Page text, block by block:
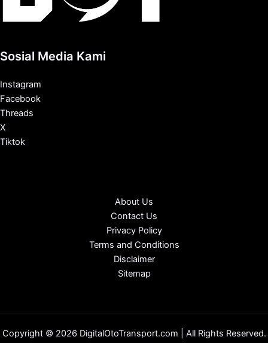
Sosial Media Kami
Instagram
Facebook
Threads
X
Tiktok
About Us
Contact Us
Privacy Policy
Terms and Conditions
Disclaimer
Sitemap
Copyright © 2026 DigitalOtoTransport.com | All Rights Reserved.